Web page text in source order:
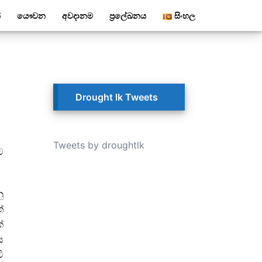
යෞවන අවදානම ප්‍රලේඛනය සිංහල
Drought lk Tweets
Tweets by droughtlk